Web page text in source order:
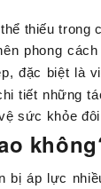
thiếu trong
phong
đặc biệt là
tiết những
sức khỏe
bị áp lực